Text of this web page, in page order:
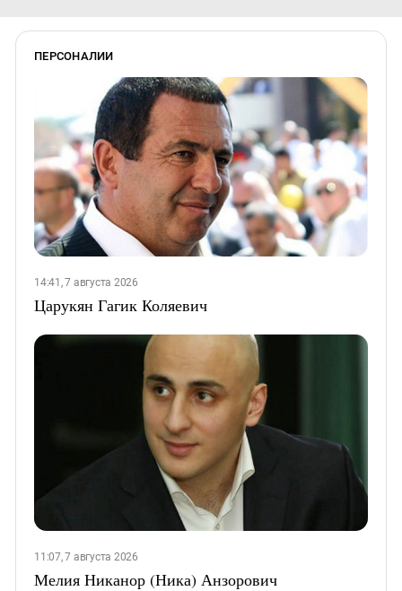
ПЕРСОНАЛИИ
14:41, 7 августа 2026
Царукян Гагик Коляевич
11:07, 7 августа 2026
Мелия Никанор (Ника) Анзорович